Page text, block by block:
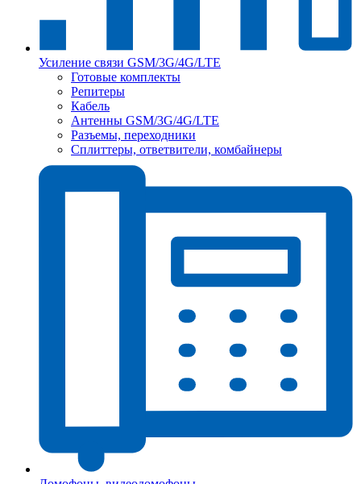
Усиление связи GSM/3G/4G/LTE
Готовые комплекты
Репитеры
Кабель
Антенны GSM/3G/4G/LTE
Разъемы, переходники
Сплиттеры, ответвители, комбайнеры